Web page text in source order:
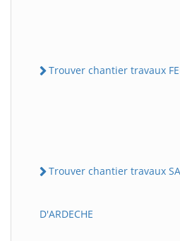
Trouver chantier travaux
Trouver chantier travaux
D'ARDECHE